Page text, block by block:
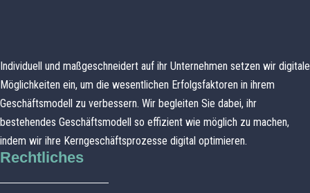
Individuell und maßgeschneidert auf ihr Unternehmen setzen wir digitale
Möglichkeiten ein, um die wesentlichen Erfolgsfaktoren in ihrem
Geschäftsmodell zu verbessern. Wir begleiten Sie dabei, ihr
bestehendes Geschäftsmodell so effizient wie möglich zu machen,
indem wir ihre Kerngeschäftsprozesse digital optimieren.
Rechtliches